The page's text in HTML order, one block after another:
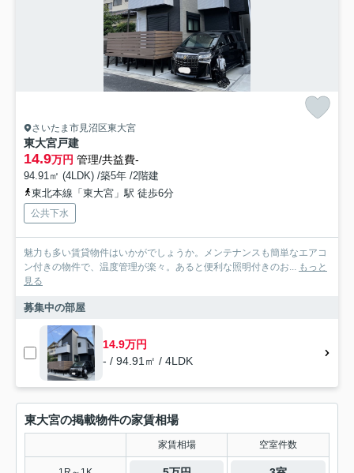
さいたま市見沼区東大宮
東大宮戸建
14.9万円 管理/共益費-
94.91㎡ (4LDK) /築5年 /2階建
東北本線「東大宮」駅 徒歩6分
公共下水
魅力も多い賃貸物件はいかがでしょうか。メンテナンスも簡単なエアコ
ン付きの物件で、温度管理が楽々。あると便利な照明付きのお... もっと
見る
募集中の部屋
14.9万円
- / 94.91㎡ / 4LDK
東大宮の掲載物件の家賃相場
家賃相場 空室件数